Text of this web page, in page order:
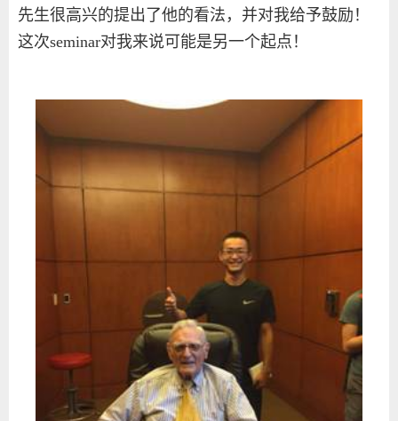
先生很高兴的提出了他的看法，并对我给予鼓励！
这次seminar对我来说可能是另一个起点！